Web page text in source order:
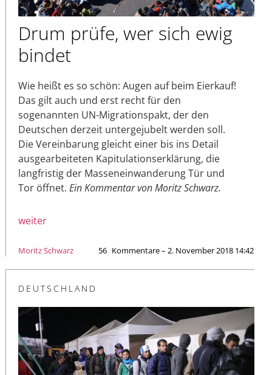
Drum prüfe, wer sich ewig
bindet
Wie heißt es so schön: Augen auf beim Eierkauf!
Das gilt auch und erst recht für den
sogenannten UN-Migrationspakt, der den
Deutschen derzeit untergejubelt werden soll.
Die Vereinbarung gleicht einer bis ins Detail
ausgearbeiteten Kapitulationserklärung, die
langfristig der Masseneinwanderung Tür und
Tor öffnet. Ein Kommentar von Moritz Schwarz.
weiter
Moritz Schwarz 56 Kommentare – 2. November 2018 14:42
DEUTSCHLAND